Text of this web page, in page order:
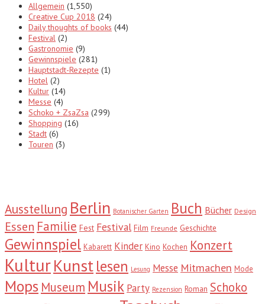
Allgemein (1,550)
Creative Cup 2018 (24)
Daily thoughts of books (44)
Festival (2)
Gastronomie (9)
Gewinnspiele (281)
Hauptstadt-Rezepte (1)
Hotel (2)
Kultur (14)
Messe (4)
Schoko + ZsaZsa (299)
Shopping (16)
Stadt (6)
Touren (3)
Ausstellung Berlin Botanischer Garten Buch Bücher Design
Essen Familie Fest Festival Film Freunde Geschichte
Gewinnspiel Kabarett Kinder Kino Kochen Konzert
KulturKunstlesen Lesung Messe Mitmachen Mode
Mops Museum Musik Party Rezension Roman Schoko